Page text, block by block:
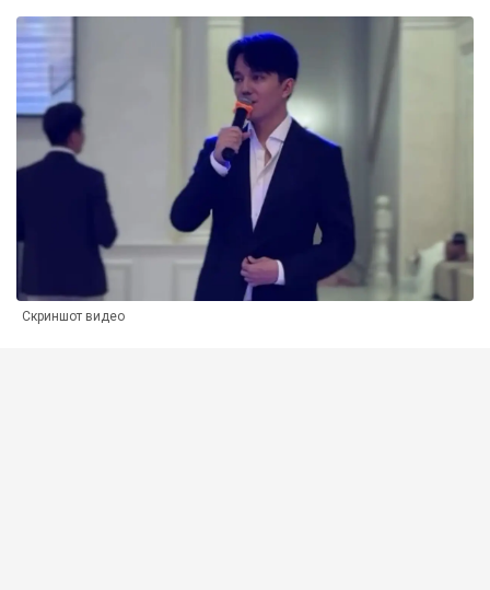
Скриншот видео